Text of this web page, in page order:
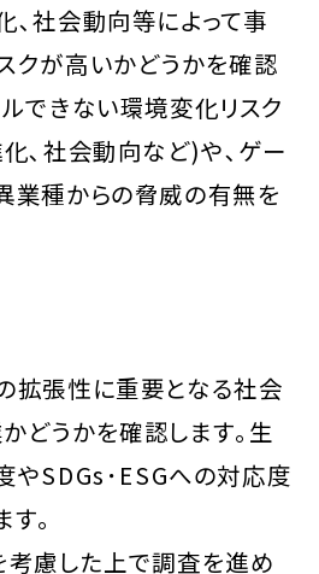
､社会動向等によって事
クが高いかどうかを確認
できない環境変化リスク
､社会動向など)や､ゲー
業種からの脅威の有無を
拡張性に重要となる社会
どうかを確認します｡生
やSDGs･ESGへの対応度
す｡
考慮した上で調査を進め